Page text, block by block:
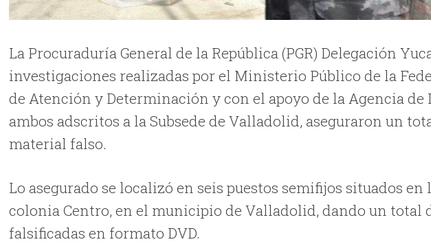
La Procuraduría General de la República (PGR) Delegación
investigaciones realizadas por el Ministerio Público de la
de Atención y Determinación y con el apoyo de la Agencia
ambos adscritos a la Subsede de Valladolid, aseguraron un
material falso.
Lo asegurado se localizó en seis puestos semifijos situados en
colonia Centro, en el municipio de Valladolid, dando un total
falsificadas en formato DVD.